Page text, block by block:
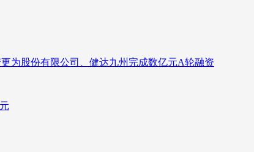
为股份有限公司、健达九州完成数亿元A轮融资